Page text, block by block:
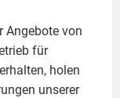
Angebote von
für
holen
unserer